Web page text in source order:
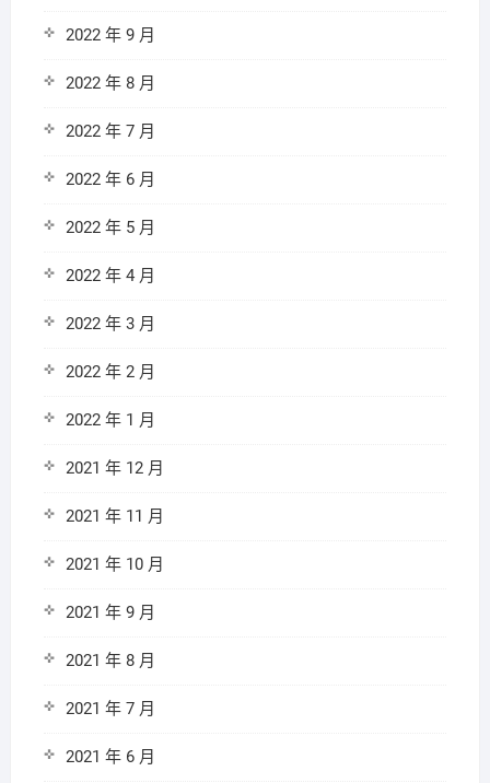
2022 年 9 月
2022 年 8 月
2022 年 7 月
2022 年 6 月
2022 年 5 月
2022 年 4 月
2022 年 3 月
2022 年 2 月
2022 年 1 月
2021 年 12 月
2021 年 11 月
2021 年 10 月
2021 年 9 月
2021 年 8 月
2021 年 7 月
2021 年 6 月